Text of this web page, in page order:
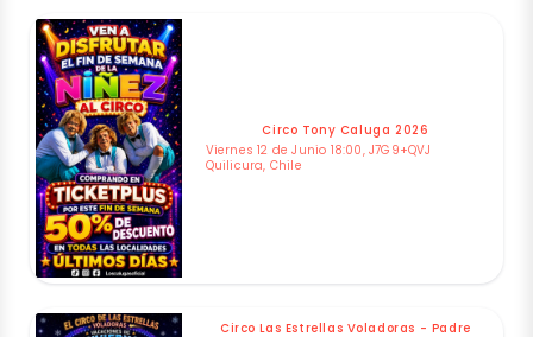
Circo Tony Caluga 2026
Viernes 12 de Junio 18:00, J7G9+QVJ
Quilicura, Chile
Circo Las Estrellas Voladoras - Padre